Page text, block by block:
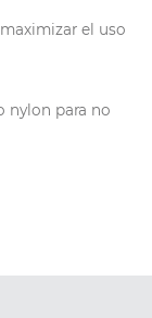
el uso
nylon para no